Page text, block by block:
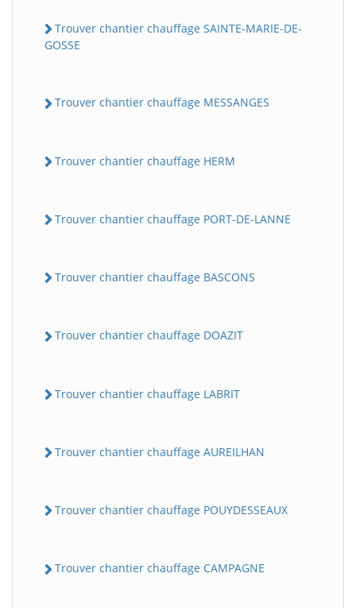
Trouver chantier chauffage SAINTE-MARIE-DE-
GOSSE
Trouver chantier chauffage MESSANGES
Trouver chantier chauffage HERM
Trouver chantier chauffage PORT-DE-LANNE
Trouver chantier chauffage BASCONS
Trouver chantier chauffage DOAZIT
Trouver chantier chauffage LABRIT
Trouver chantier chauffage AUREILHAN
Trouver chantier chauffage POUYDESSEAUX
Trouver chantier chauffage CAMPAGNE